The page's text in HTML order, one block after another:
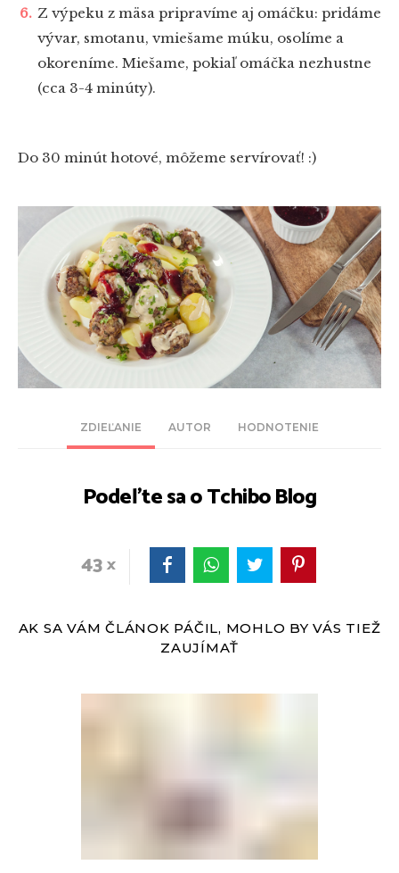
ZDIEĽANIE AUTOR HODNOTENIE
Podeľte sa o Tchibo Blog
43
Z výpeku z mäsa pripravíme aj omáčku: pridáme
vývar, smotanu, vmiešame múku, osolíme a
okoreníme. Miešame, pokiaľ omáčka nezhustne
(cca 3-4 minúty).
Do 30 minút hotové, môžeme servírovať! :)
AK SA VÁM ČLÁNOK PÁČIL, MOHLO BY VÁS TIEŽ
ZAUJÍMAŤ